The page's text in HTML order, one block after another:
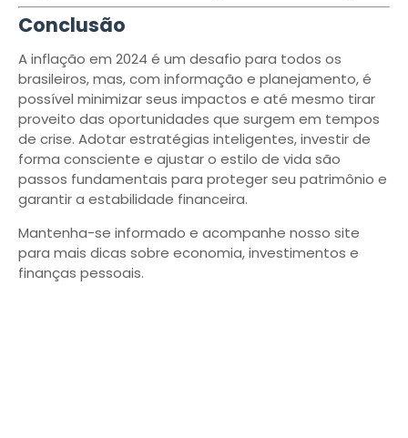
Conclusão
A inflação em 2024 é um desafio para todos os
brasileiros, mas, com informação e planejamento, é
possível minimizar seus impactos e até mesmo tirar
proveito das oportunidades que surgem em tempos
de crise. Adotar estratégias inteligentes, investir de
forma consciente e ajustar o estilo de vida são
passos fundamentais para proteger seu patrimônio e
garantir a estabilidade financeira.
Mantenha-se informado e acompanhe nosso site
para mais dicas sobre economia, investimentos e
finanças pessoais.